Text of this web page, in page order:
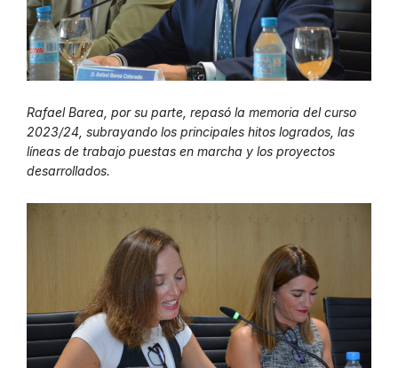
Rafael Barea, por su parte, repasó la memoria del curso
2023/24, subrayando los principales hitos logrados, las
líneas de trabajo puestas en marcha y los proyectos
desarrollados.